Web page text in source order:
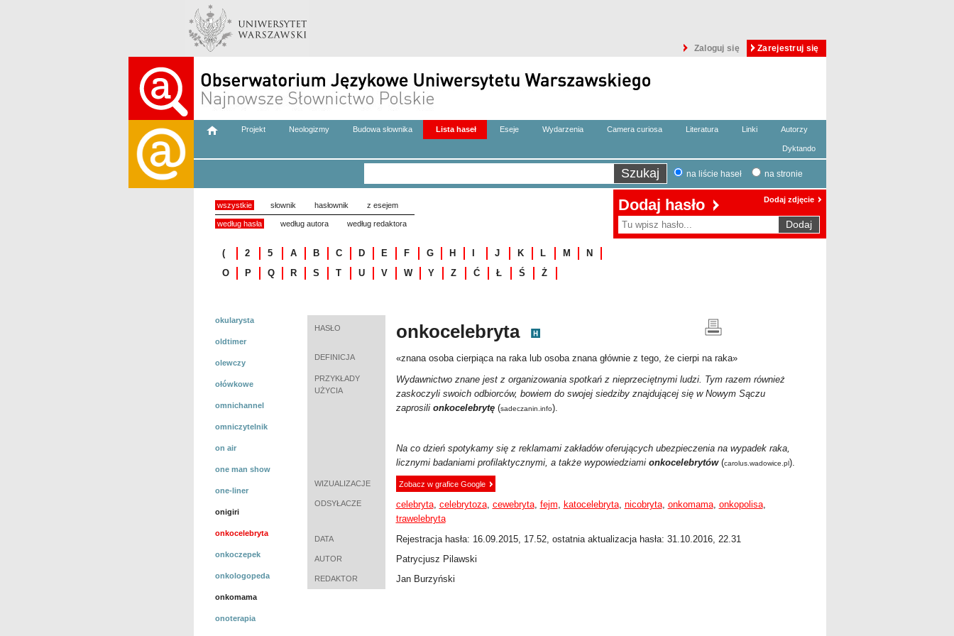
Zaloguj się Zarejestruj się
Projekt Neologizmy Budowa słownika Lista haseł Eseje Wydarzenia Camera curiosa Literatura Linki Autorzy
Dyktando
na liście haseł na stronie
wszystkie słownik hasłownik z esejem
według hasła według autora według redaktora
( 2 5 A B C D E F G H J K L M
N
O
P Q R S T U V W Y Z Ć Ł Ś Ż
Dodaj hasło Dodaj zdjęcie
okularysta
oldtimer
olewczy
ołówkowe
omnichannel
omniczytelnik
on air
one man show
one-liner
onigiri
onkocelebryta
onkoczepek
onkologopeda
onkomama
onoterapia
HASŁO onkocelebryta
DEFINICJA «znana osoba cierpiąca na raka lub osoba znana głównie z tego, że cierpi na raka»
PRZYKŁADY
UŻYCIA
Wydawnictwo znane jest z organizowania spotkań z nieprzeciętnymi ludzi. Tym razem również
zaskoczyli swoich odbiorców, bowiem do swojej siedziby znajdującej się w Nowym Sączu
zaprosili onkocelebrytę(sadeczanin.info).
Na co dzień spotykamy się z reklamami zakładów oferujących ubezpieczenia na wypadek raka,
licznymi badaniami profilaktycznymi, a także wypowiedziami onkocelebrytów(carolus.wadowice.pl).
WIZUALIZACJE Zobacz w grafice Google
ODSYŁACZE celebryta, celebrytoza, cewebryta, fejm, katocelebryta, nicobryta, onkomama, onkopolisa,
trawelebryta
DATA Rejestracja hasła: 16.09.2015, 17.52, ostatnia aktualizacja hasła: 31.10.2016, 22.31
AUTOR Patrycjusz Pilawski
REDAKTOR Jan Burzyński